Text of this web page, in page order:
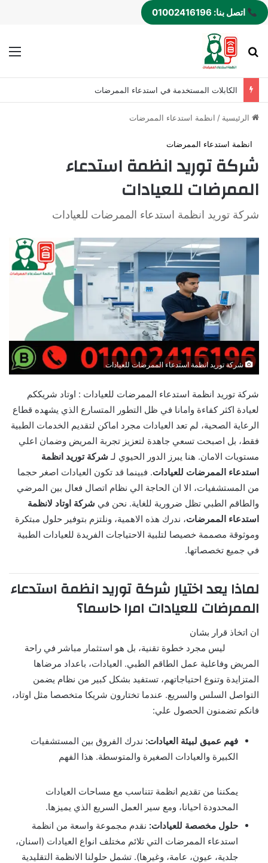
اتصل بنا: 01002416196
بحث عن
الكابلات المستخدمة في استدعاء الممرضات
الرئيسية / انظمة استدعاء الممرضات
انظمة استدعاء الممرضات
شركة توريد انظمة استدعاء
الممرضات للعيادات
شركة توريد انظمة استدعاء الممرضات للعيادات
شركة توريد انظمة استدعاء الممرضات للعيادات
شركة توريد انظمة استدعاء الممرضات للعيادات : اوتاد شريككم
لعيادة اكثر كفاءة وامانا في ظل التطور المتسارع الذي يشهده قطاع
الرعاية الصحية، لم تعد العيادات مجرد اماكن لتقديم الخدمات الطبية
فقط، بل اصبحت تسعي جاهدة لتعزيز تجربة المريض وضمان اعلي
مستويات الامان. هنا يبرز الدور الحيوي لـ شركة توريد انظمة
استدعاء الممرضات للعيادات. فبينما قد تكون العيادات اصغر حجما
من المستشفيات، الا ان الحاجة الي نظام اتصال فعال بين المرضي
والطاقم الطبي تظل ضرورية للغاية. نحن في شركة اوتاد لانظمة
استدعاء الممرضات، ندرك هذه الاهمية، ونلتزم بتوفير حلول مبتكرة
وموثوقة مصممة خصيصا لتلبية الاحتياجات الفريدة للعيادات الطبية
في جميع تخصصاتها.
لماذا يعد اختيار شركة توريد انظمة استدعاء
الممرضات للعيادات امرا حاسما؟
ان اتخاذ قرار بشان
ليس مجرد خطوة تقنية، بل هو استثمار مباشر في راحة
المريض وفاعلية عمل الطاقم الطبي. العيادات، باعداد مرضاها
المتزايدة وتنوع احتياجاتهم، تستفيد بشكل كبير من نظام يضمن
التواصل السلس والسريع. عندما تختارون شريكا متخصصا مثل اوتاد،
فانكم تضمنون الحصول علي:
فهم عميق لبيئة العيادات: ندرك الفروق بين المستشفيات
الكبيرة والعيادات الصغيرة والمتوسطة. هذا الفهم
يمكننا من تقديم انظمة تتناسب مع مساحات العيادات
المحدودة احيانا، ومع سير العمل السريع الذي يميزها.
حلول مخصصة للعيادات: نقدم مجموعة واسعة من انظمة
استدعاء الممرضات التي تلائم مختلف انواع العيادات (اسنان،
جلدية، عيون، عامة، وغيرها). تشمل حلولنا الانظمة التقليدية